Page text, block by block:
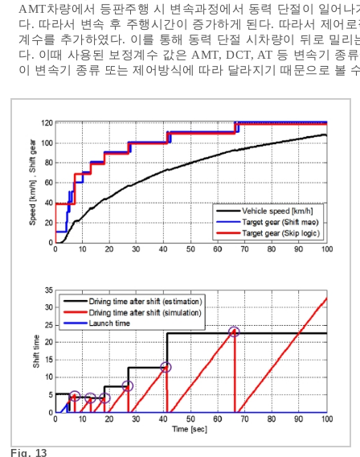
AMT차량에서 등판주행 시 변속과정에서 동력 단절이 일어
다. 따라서 변속 후 주행시간이 증가하게 된다. 따라서 제어
계수를 추가하였다. 이를 통해 동력 단절 시차량이 뒤로 밀
다. 이때 사용된 보정계수 값은 AMT, DCT, AT 등 변속기 종
이 변속기 종류 또는 제어방식에 따라 달라지기 때문으로 볼
Fig. 13